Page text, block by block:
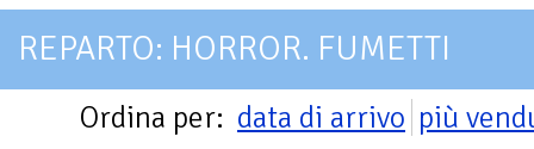
REPARTO: HORROR. FUMETTI
Ordina per: data di arrivo più